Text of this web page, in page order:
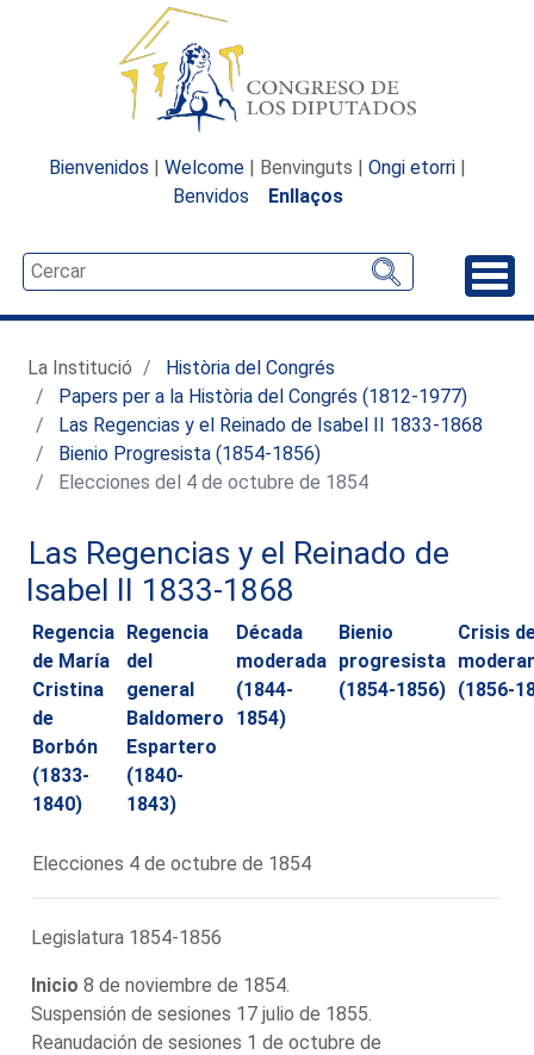
Bienvenidos | Welcome | Benvinguts | Ongi etorri |
Benvidos
Enllaços
La Institució
Història del Congrés
Papers per a la Història del Congrés (1812-1977)
Las Regencias y el Reinado de Isabel II 1833-1868
Bienio Progresista (1854-1856)
Elecciones del 4 de octubre de 1854
Las Regencias y el Reinado de
Isabel II 1833-1868
Regencia
de María
Cristina
de
Borbón
(1833-
1840)
Regencia
del
general
Baldomero
Espartero
(1840-
1843)
Década
moderada
(1844-
1854)
Bienio
progresista
(1854-1856)
Crisis
(1856-
Elecciones 4 de octubre de 1854
Legislatura 1854-1856
Inicio 8 de noviembre de 1854.
Suspensión de sesiones 17 julio de 1855.
Reanudación de sesiones 1 de octubre de